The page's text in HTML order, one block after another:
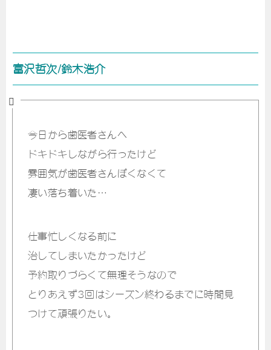
富沢哲次/鈴木浩介
今日から歯医者さんへ
ドキドキしながら行ったけど
雰囲気が歯医者さんぽくなくて
凄い落ち着いた…
仕事忙しくなる前に
治してしまいたかったけど
予約取りづらくて無理そうなので
とりあえず3回はシーズン終わるまでに時間見
つけて頑張りたい。